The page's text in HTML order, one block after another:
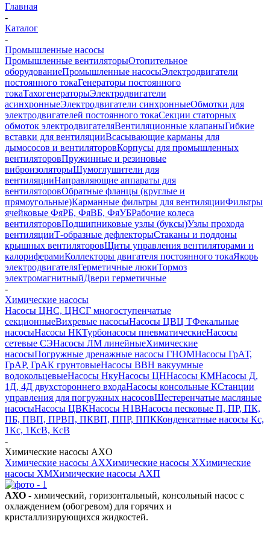
Главная
-
Каталог
-
Промышленные насосы
Промышленные вентиляторыОтопительное
оборудованиеПромышленные насосыЭлектродвигатели
постоянного токаГенераторы постоянного
токаТахогенераторыЭлектродвигатели
асинхронныеЭлектродвигатели синхронныеОбмотки для
электродвигателей постоянного токаСекции статорных
обмоток электродвигателяВентиляционные клапаныГибкие
вставки для вентиляцииВсасывающие карманы для
дымососов и вентиляторовКорпусы для промышленных
вентиляторовПружинные и резиновые
виброизоляторыШумоглушители для
вентиляцииНаправляющие аппараты для
вентиляторовОбратные фланцы (круглые и
прямоугольные)Карманные фильтры для вентиляцииФильтры
ячейковые ФяРБ, ФяВБ, ФяУБРабочие колеса
вентиляторовПодшипниковые узлы (буксы)Узлы прохода
вентиляцииТ-образные дефлекторыСтаканы и поддоны
крышных вентиляторовЩиты управления вентиляторами и
калориферамиКоллекторы двигателя постоянного токаЯкорь
электродвигателяГерметичные люкиТормоз
электромагнитныйДвери герметичные
-
Химические насосы
Насосы ЦНС, ЦНСГ многоступенчатые
секционныеВихревые насосыНасосы ЦВЦ ТФекальные
насосыНасосы НКТурбонасосы пневматическиеНасосы
сетевые СЭНасосы ЛМ линейныеХимические
насосыПогружные дренажные насосы ГНОМНасосы ГрАТ,
ГрАР, ГрАК грунтовыеНасосы ВВН вакуумные
водокольцевыеНасосы НкуНасосы ЦННасосы КМНасосы Д,
1Д, 4Д двухстороннего входаНасосы консольные КСтанции
управления для погружных насосовШестеренчатые масляные
насосыНасосы ЦВКНасосы Н1ВНасосы песковые П, ПР, ПК,
ПБ, ПВП, ПРВП, ПКВП, ППР, ППККонденсатные насосы Кс,
1Кс, 1КсВ, КсВ
-
Химические насосы AXО
Химические насосы AXХимические насосы XХимические
насосы XМХимические насосы АХП
АХО - химический, горизонтальный, консольный насос с
охлаждением (обогревом) для горячих и
кристаллизирующихся жидкостей.